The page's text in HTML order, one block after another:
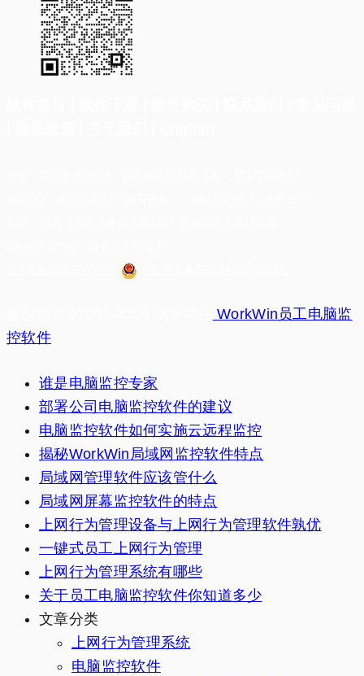
WorkWin员工电脑监
控软件
谁是电脑监控专家
部署公司电脑监控软件的建议
电脑监控软件如何实施云远程监控
揭秘WorkWin局域网监控软件特点
局域网管理软件应该管什么
局域网屏幕监控软件的特点
上网行为管理设备与上网行为管理软件孰优
一键式员工上网行为管理
上网行为管理系统有哪些
关于员工电脑监控软件你知道多少
文章分类
上网行为管理系统
电脑监控软件